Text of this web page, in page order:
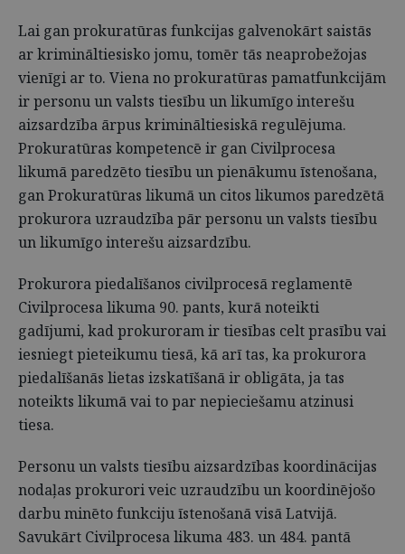
Lai gan prokuratūras funkcijas galvenokārt saistās
ar krimināltiesisko jomu, tomēr tās neaprobežojas
vienīgi ar to. Viena no prokuratūras pamatfunkcijām
ir personu un valsts tiesību un likumīgo interešu
aizsardzība ārpus krimināltiesiskā regulējuma.
Prokuratūras kompetencē ir gan Civilprocesa
likumā paredzēto tiesību un pienākumu īstenošana,
gan Prokuratūras likumā un citos likumos paredzētā
prokurora uzraudzība pār personu un valsts tiesību
un likumīgo interešu aizsardzību.
Prokurora piedalīšanos civilprocesā reglamentē
Civilprocesa likuma 90. pants, kurā noteikti
gadījumi, kad prokuroram ir tiesības celt prasību vai
iesniegt pieteikumu tiesā, kā arī tas, ka prokurora
piedalīšanās lietas izskatīšanā ir obligāta, ja tas
noteikts likumā vai to par nepieciešamu atzinusi
tiesa.
Personu un valsts tiesību aizsardzības koordinācijas
nodaļas prokurori veic uzraudzību un koordinējošo
darbu minēto funkciju īstenošanā visā Latvijā.
Savukārt Civilprocesa likuma 483. un 484. pantā